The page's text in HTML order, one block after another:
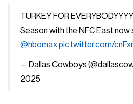
TURKEY FOR
Season with the NFC East now
@hbomax pic.twitter.com/
— Dallas Cowboys
2025